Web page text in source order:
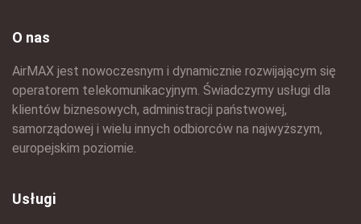
O nas
AirMAX jest nowoczesnym i dynamicznie rozwijającym się
operatorem telekomunikacyjnym. Świadczymy usługi dla
klientów biznesowych, administracji państwowej,
samorządowej i wielu innych odbiorców na najwyższym,
europejskim poziomie.
Usługi